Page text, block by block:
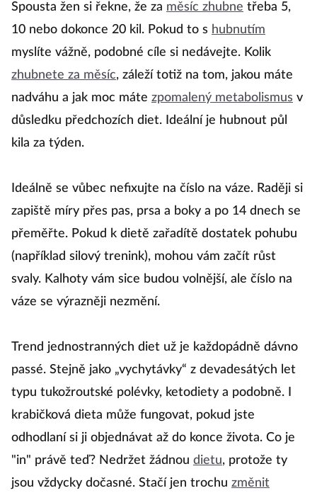
Spousta žen si řekne, že za měsíc zhubne třeba 5,
10 nebo dokonce 20 kil. Pokud to s hubnutím
myslíte vážně, podobné cíle si nedávejte. Kolik
zhubnete za měsíc, záleží totiž na tom, jakou máte
nadváhu a jak moc máte zpomalený metabolismus v
důsledku předchozích diet. Ideální je hubnout půl
kila za týden.
Ideálně se vůbec nefixujte na číslo na váze. Raději si
zapiště míry přes pas, prsa a boky a po 14 dnech se
přeměřte. Pokud k dietě zařadítě dostatek pohubu
(například silový trenink), mohou vám začít růst
svaly. Kalhoty vám sice budou volnější, ale číslo na
váze se výrazněji nezmění.
Trend jednostranných diet už je každopádně dávno
passé. Stejně jako „vychytávky“ z devadesátých let
typu tukožroutské polévky, ketodiety a podobně. I
krabičková dieta může fungovat, pokud jste
odhodlaní si ji objednávat až do konce života. Co je
"in" právě teď? Nedržet žádnou dietu, protože ty
jsou vždycky dočasné. Stačí jen trochu změnit